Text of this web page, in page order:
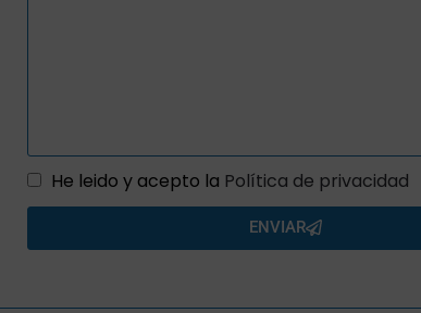
He leido y acepto la Política de privacidad
ENVIAR